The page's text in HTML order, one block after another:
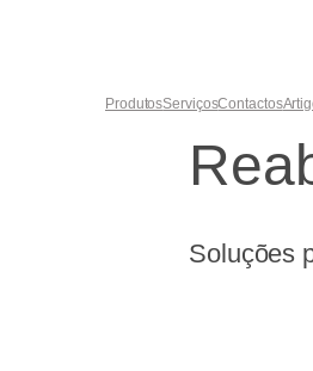
ProdutosServiçosContactos
Soluções